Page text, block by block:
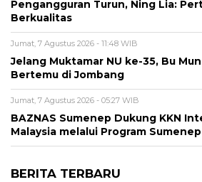
Pengangguran Turun, Ning Lia:
Berkualitas
Jumat, 7 Agustus 2026 - 11:48 WIB
Jelang Muktamar NU ke-35, Bu
Bertemu di Jombang
Jumat, 7 Agustus 2026 - 05:27 WIB
BAZNAS Sumenep Dukung KKN
Malaysia melalui Program
BERITA TERBARU